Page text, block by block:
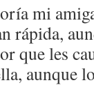
mi
rápida,
que les